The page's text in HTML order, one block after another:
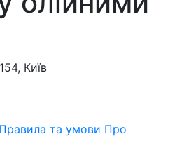
Київ
Правила та умови Про